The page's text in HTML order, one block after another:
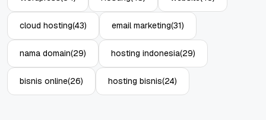
cloud hosting(43) email marketing(31)
nama domain(29) hosting indonesia(29)
bisnis online(26) hosting bisnis(24)